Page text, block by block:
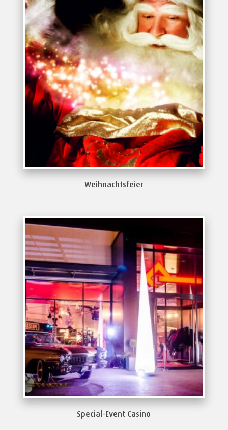
Weihnachtsfeier
Special-Event Casino